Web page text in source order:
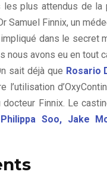
les plus attendus de la
Samuel Finnix, un
dans le secret
nous avons eu en tout
sait déjà que Rosario
l’utilisation
Finnix. Le
Philippa Soo, Jake